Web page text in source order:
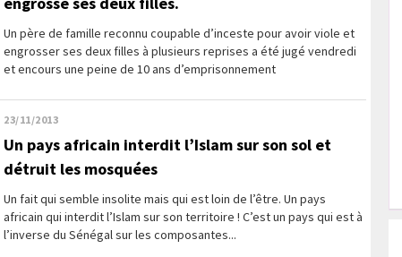
Un père de famille reconnu coupable d’inceste pour avoir viole et
engrosser ses deux filles à plusieurs reprises a été jugé vendredi
et encours une peine de 10 ans d’emprisonnement
23/11/2013
Un pays africain interdit l’Islam sur son sol et
détruit les mosquées
Un fait qui semble insolite mais qui est loin de l’être. Un pays
africain qui interdit l’Islam sur son territoire ! C’est un pays qui est à
l’inverse du Sénégal sur les composantes...